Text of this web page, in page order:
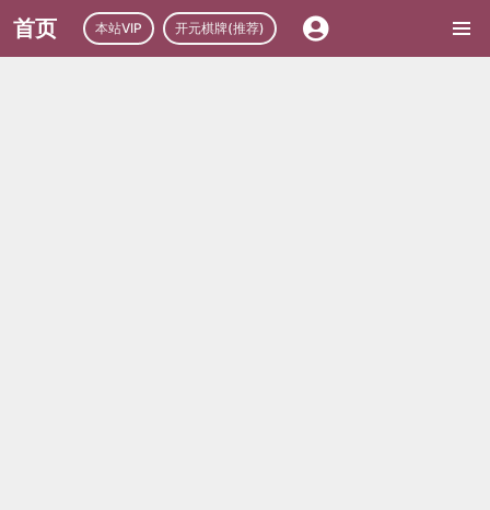
首页 本站VIP 开元棋牌(推荐)